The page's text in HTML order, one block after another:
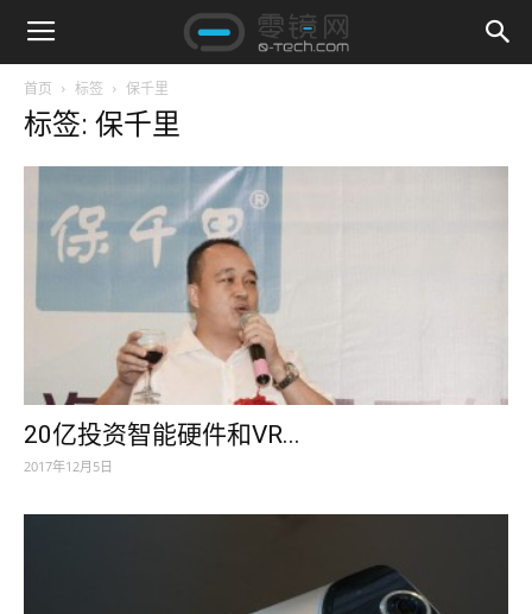
首页 标签 保千里
标签: 保千里
20亿投资智能硬件和VR...
2017年12月5日